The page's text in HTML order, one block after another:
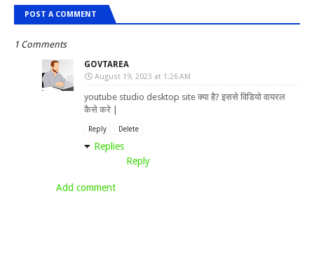
POST A COMMENT
1 Comments
GOVTAREA
August 19, 2023 at 1:26 AM
youtube studio desktop site क्या है? इससे विडियो वायरल
कैसे करे |
Reply Delete
Replies
Reply
Add comment